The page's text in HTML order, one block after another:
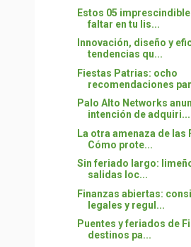
Estos 05
faltar en tu lis...
Innovación, diseño y
tendencias qu...
Fiestas Patrias: ocho
recomendaciones
Palo Alto Networks
intención de adquiri...
La otra amenaza de las
Cómo prote...
Sin feriado largo:
salidas loc...
Finanzas abiertas:
legales y regul...
Puentes y feriados de
destinos pa...